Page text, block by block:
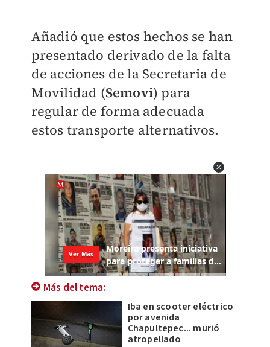
Añadió que estos hechos se han
presentado derivado de la falta
de acciones de la Secretaria de
Movilidad (Semovi) para
regular de forma adecuada
estos transporte alternativos.
Más del tema:
Iba en scooter eléctrico
por avenida
Chapultepec... murió
atropellado